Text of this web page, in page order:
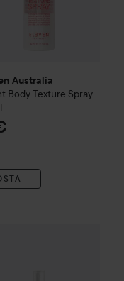
Australia
Body Texture Spray